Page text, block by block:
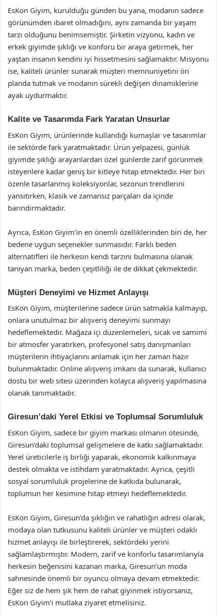
EsKon Giyim, kurulduğu günden bu yana, modanın sadece
görünümden ibaret olmadığını, aynı zamanda bir yaşam
tarzı olduğunu benimsemiştir. Şirketin vizyonu, kadın ve
erkek giyimde şıklığı ve konforu bir araya getirmek, her
yaştan insanın kendini iyi hissetmesini sağlamaktır. Misyonu
ise, kaliteli ürünler sunarak müşteri memnuniyetini ön
planda tutmak ve modanın sürekli değişen dinamiklerine
ayak uydurmaktır.
Kalite ve Tasarımda Fark Yaratan Unsurlar
EsKon Giyim, ürünlerinde kullandığı kumaşlar ve tasarımlar
ile sektörde fark yaratmaktadır. Ürün yelpazesi, günlük
giyimde şıklığı arayanlardan özel günlerde zarif görünmek
isteyenlere kadar geniş bir kitleye hitap etmektedir. Her biri
özenle tasarlanmış koleksiyonlar, sezonun trendlerini
yansıtırken, klasik ve zamansız parçaları da içinde
barındırmaktadır.
Ayrıca, EsKon Giyim’in en önemli özelliklerinden biri de, her
bedene uygun seçenekler sunmasıdır. Farklı beden
alternatifleri ile herkesin kendi tarzını bulmasına olanak
tanıyan marka, beden çeşitliliği ile de dikkat çekmektedir.
Müşteri Deneyimi ve Hizmet Anlayışı
EsKon Giyim, müşterilerine sadece ürün satmakla kalmayıp,
onlara unutulmaz bir alışveriş deneyimi sunmayı
hedeflemektedir. Mağaza içi düzenlemeleri, sıcak ve samimi
bir atmosfer yaratırken, profesyonel satış danışmanları
müşterilerin ihtiyaçlarını anlamak için her zaman hazır
bulunmaktadır. Online alışveriş imkanı da sunarak, kullanıcı
dostu bir web sitesi üzerinden kolayca alışveriş yapılmasına
olanak tanımaktadır.
Giresun’daki Yerel Etkisi ve Toplumsal Sorumluluk
EsKon Giyim, sadece bir giyim markası olmanın ötesinde,
Giresun’daki toplumsal gelişmelere de katkı sağlamaktadır.
Yerel üreticilerle iş birliği yaparak, ekonomik kalkınmaya
destek olmakta ve istihdam yaratmaktadır. Ayrıca, çeşitli
sosyal sorumluluk projelerine de katkıda bulunarak,
toplumun her kesimine hitap etmeyi hedeflemektedir.
EsKon Giyim, Giresun’da şıklığın ve rahatlığın adresi olarak,
modaya olan tutkusunu kaliteli ürünler ve müşteri odaklı
hizmet anlayışı ile birleştirerek, sektördeki yerini
sağlamlaştırmıştır. Modern, zarif ve konforlu tasarımlarıyla
herkesin beğenisini kazanan marka, Giresun’un moda
sahnesinde önemli bir oyuncu olmaya devam etmektedir.
Eğer siz de hem şık hem de rahat giyinmek istiyorsanız,
EsKon Giyim’i mutlaka ziyaret etmelisiniz.